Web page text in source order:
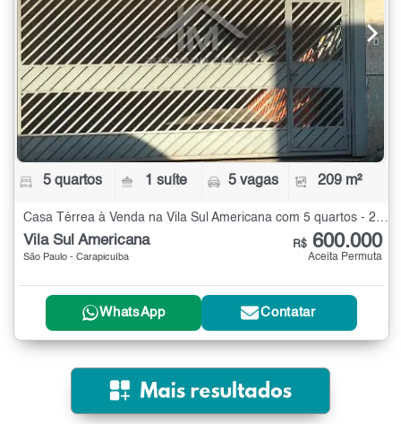
5 quartos 1 suíte 5 vagas 209 m²
Vila Sul Americana
São Paulo - Carapicuíba
R$ 600.000
Aceita Permuta
WhatsApp Contatar